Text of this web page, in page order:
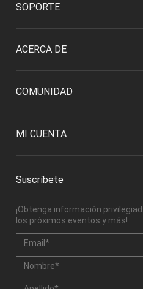
SOPORTE
ACERCA DE
COMUNIDAD
MI CUENTA
Suscríbete
¡Obtenga información
los próximos eventos y más!